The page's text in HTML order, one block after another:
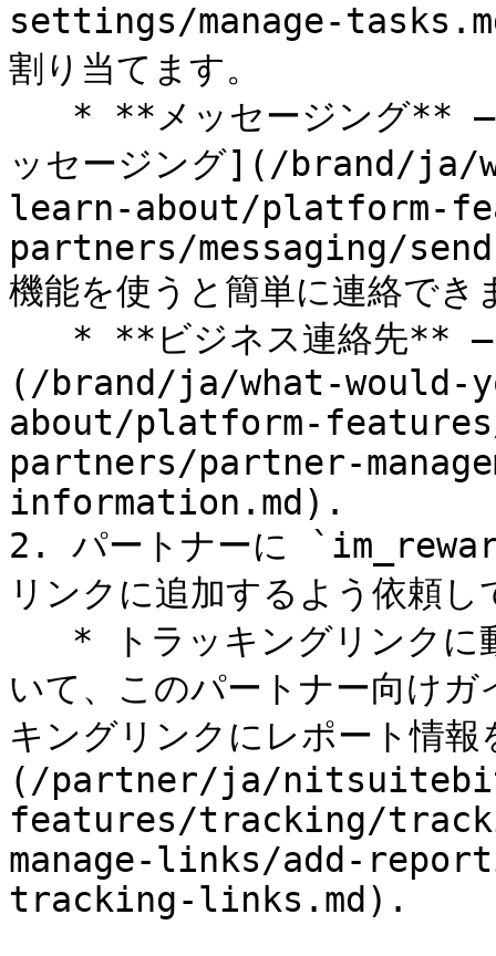
settings/manage-
割り当てます。
ッセージング](/brand/
learn-about/platform-
partners/messaging/
機能を使うと簡単に連絡でき
(/brand/ja/what-
about/platform-
partners/partner-
information.md).
2. パートナーに
リンクに追加するよう依頼し
いて、このパートナー向け
キングリンクにレポート情
(/partner/ja/
features/tracking/
manage-links/add-
tracking-links.md).